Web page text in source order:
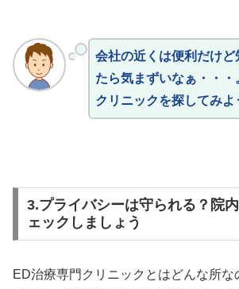
会社の近くは便利だけど
たら気まずいなぁ・・
クリニックを探してみよ
3.プライバシーは守られる？院
ェックしましょう
ED治療専門クリニックとはどんな所な